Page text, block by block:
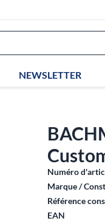
NEWSLETTER
Numéro
Marque /
Référence
EAN